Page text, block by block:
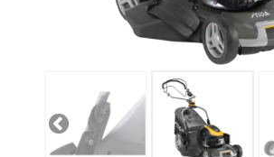
Я даю согласие наобработку
Сообщить о
55,924